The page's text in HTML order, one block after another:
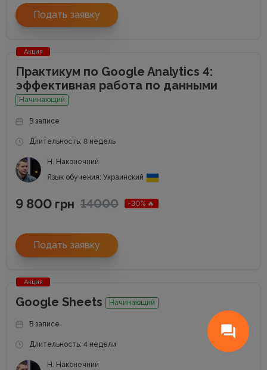
Подать заявку
Акция
Практикум по Google Analytics 4:
эффективная работа по данными
Начинающий
В записе
Длительность: 8 недель
Н. Наконечний
Язык обучения: Украинский
9 800 грн 14000 -30% 🔥
Подать заявку
Акция
Google Sheets Начинающий
В записе
Длительность: 4 недели
Н. Наконечний